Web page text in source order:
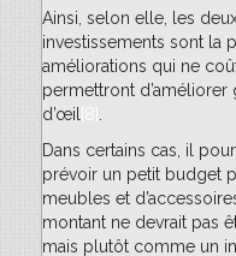
Ainsi, selon elle, les
investissements sont la
améliorations qui ne
permettront
d’œil
Dans certains cas, il
prévoir un petit budget
meubles et
montant ne devrait pas
mais plutôt comme un